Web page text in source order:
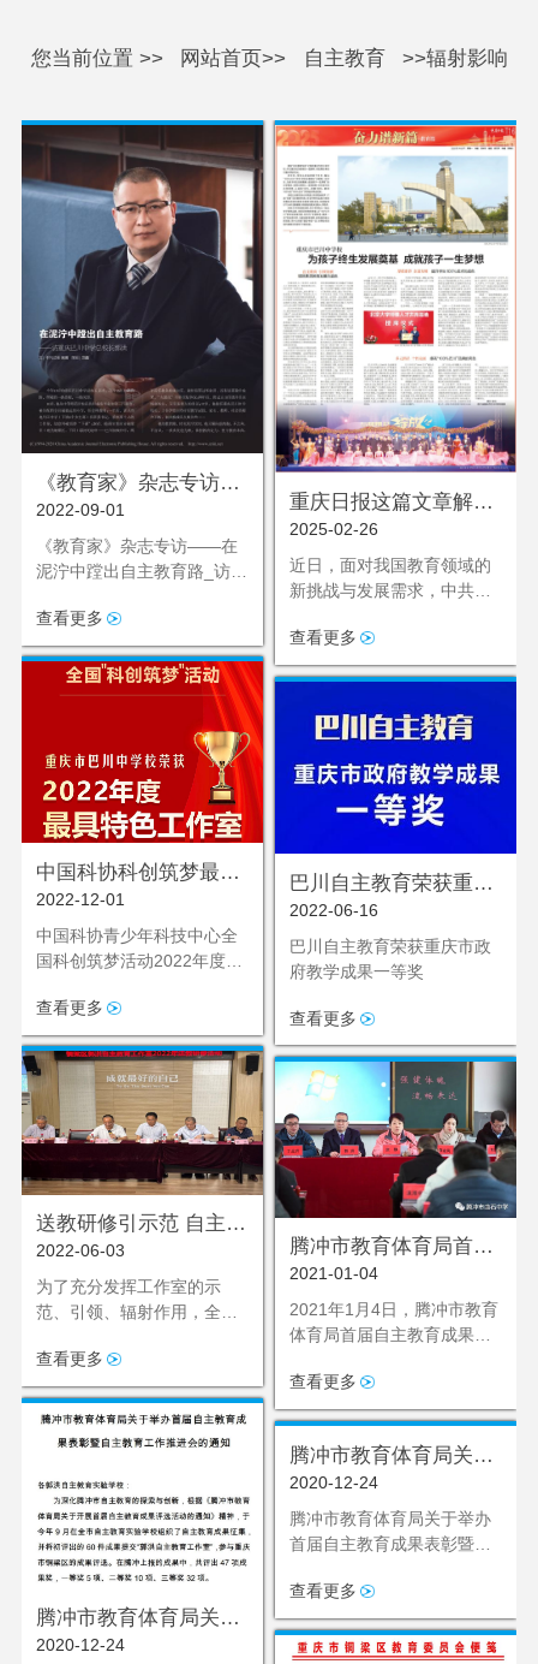
您当前位置 >> 网站首页>> 自主教育 >>辐射影响
《教育家》杂志专访
——在泥泞中蹚出自主
教育路_访重庆巴川中
学总校长郭洪_吴爽
2022-09-01
《教育家》杂志专访——在
泥泞中蹚出自主教育路_访重
查看更多
重庆日报这篇文章解答
了太多教育问题……
2025-02-26
近日，面对我国教育领域的
新挑战与发展需求，中共中
育强国建设规划纲要（2024-
2035年）》，其核心内容有
面促进学生的健康成长与综
合发展，进一步完善德智体
美劳全面培养的教育体系。
查看更多
中国科协科创筑梦最具
特色工作室
2022-12-01
中国科协青少年科技中心全
国科创筑梦活动2022年度最
查看更多
巴川自主教育荣获重庆
市政府教学成果一等奖
2022-06-16
巴川自主教育荣获重庆市政
府教学成果一等奖
查看更多
送教研修引示范 自主教
育促发展
2022-06-03
为了充分发挥工作室的示
范、引领、辐射作用，全面
作室学员开展教学改革的积
极性和主动性，6月30日下
午，郭洪自主教育工作室送
教研修活动在铜梁巴川初级
查看更多
腾冲市教育体育局首届
自主教育成果表彰会在
曲石中学 举行
2021-01-04
2021年1月4日，腾冲市教育
体育局首届自主教育成果表
腾冲市曲石中学如期举行。
查看更多
腾冲市教育体育局关于
举办首届自主教育成果
2020-12-24
腾冲市教育体育局关于
举办首届自主教育成果
表彰暨自主教育工作推
进会的通知
2020-12-24
腾冲市教育体育局关于举办
首届自主教育成果表彰暨自
查看更多